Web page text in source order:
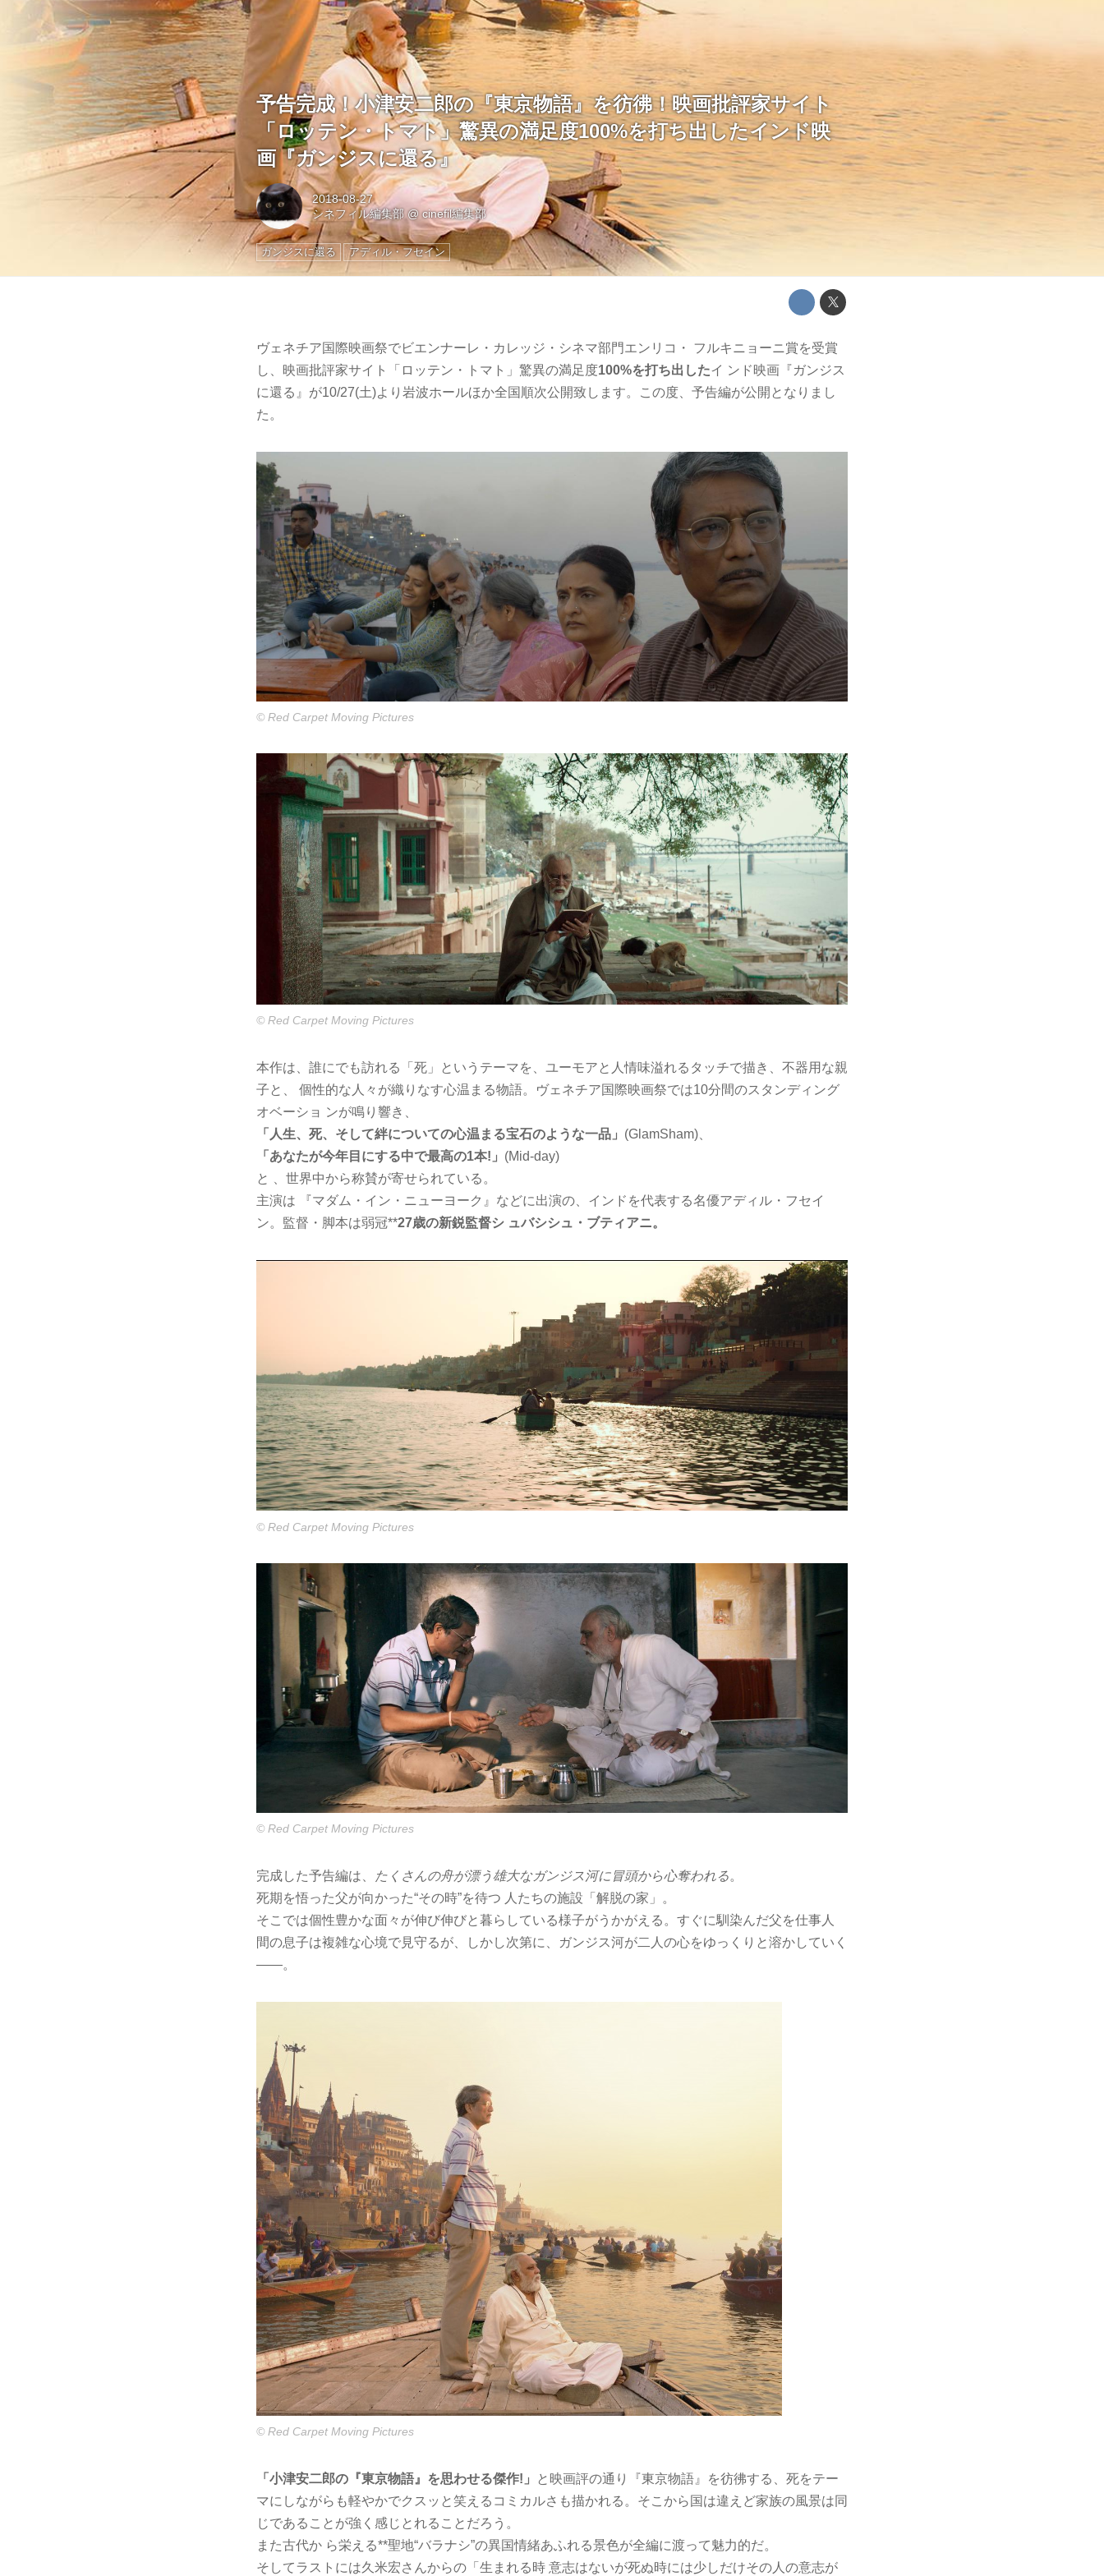
予告完成！小津安二郎の『東京物語』を彷彿！映画批評家サイト
「ロッテン・トマト」驚異の満足度100%を打ち出したインド映
画『ガンジスに還る』
2018-08-27
シネフィル編集部 @cinefil編集部
ガンジスに還る アディル・フセイン
ヴェネチア国際映画祭でビエンナーレ・カレッジ・シネマ部門エンリコ・ フルキニョーニ賞を受賞
し、映画批評家サイト「ロッテン・トマト」驚異の満足度100%を打ち出したイ ンド映画『ガンジス
に還る』が10/27(土)より岩波ホールほか全国順次公開致します。この度、予告編が公開となりまし
た。
© Red Carpet Moving Pictures
© Red Carpet Moving Pictures
本作は、誰にでも訪れる「死」というテーマを、ユーモアと人情味溢れるタッチで描き、不器用な親
子と、 個性的な人々が織りなす心温まる物語。ヴェネチア国際映画祭では10分間のスタンディング
オベーショ ンが鳴り響き、
「人生、死、そして絆についての心温まる宝石のような一品」 (GlamSham)、
「あなたが今年目にする中で最高の1本!」 (Mid-day)
と 、世界中から称賛が寄せられている。
主演は 『マダム・イン・ニューヨーク』などに出演の、インドを代表する名優アディル・フセイ
ン。監督・脚本は弱冠**27歳の新鋭監督シ ュバシシュ・ブティアニ。
© Red Carpet Moving Pictures
© Red Carpet Moving Pictures
完成した予告編は、 たくさんの舟が漂う雄大なガンジス河に冒頭から心奪われる。
死期を悟った父が向かった“その時”を待つ 人たちの施設「解脱の家」。
そこでは個性豊かな面々が伸び伸びと暮らしている様子がうかがえる。すぐに馴染んだ父を仕事人
間の息子は複雑な心境で見守るが、しかし次第に、ガンジス河が二人の心をゆっくりと溶かしていく
――。
© Red Carpet Moving Pictures
「小津安二郎の『東京物語』を思わせる傑作!」
と映画評の通り『東京物語』を彷彿する、死をテー
マにしながらも軽やかでクスッと笑えるコミカルさも描かれる。そこから国は違えど家族の風景は同
じであることが強く感じとれることだろう。
また古代か ら栄える**聖地“バラナシ”の異国情緒あふれる景色が全編に渡って魅力的だ。
そしてラストには久米宏さんからの「生まれる時 意志はないが死ぬ時には少しだけその人の意志が